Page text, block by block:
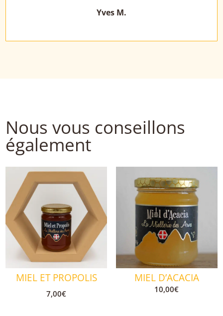
Yves M.
Nous vous conseillons
également
MIEL ET PROPOLIS
7,00€
MIEL D’ACACIA
10,00€